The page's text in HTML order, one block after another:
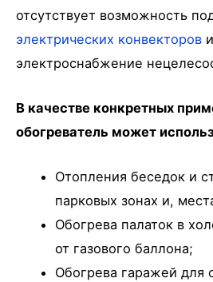
отсутствует возможность
электрических конвекторов
электроснабжение
В качестве конкретных
обогреватель может
Отопления беседок и
парковых зонах и,
Обогрева палаток в
от газового баллона;
Обогрева гаражей для